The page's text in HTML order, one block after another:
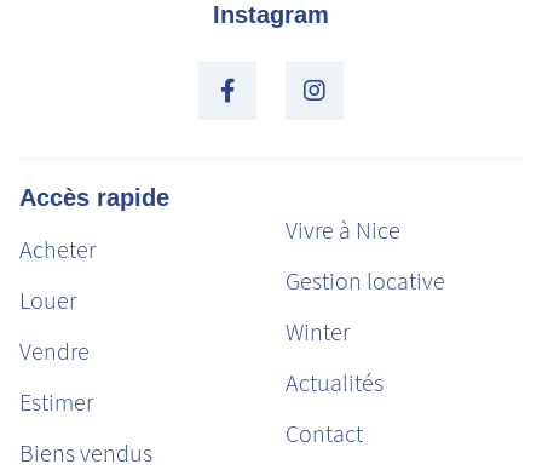
Instagram
Accès rapide
Acheter
Louer
Vendre
Estimer
Biens vendus
Vivre à Nice
Gestion locative
Winter
Actualités
Contact